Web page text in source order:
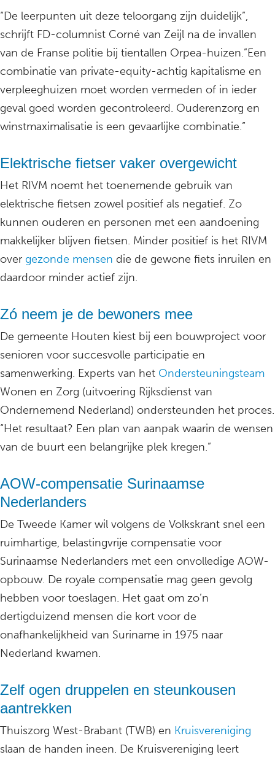
“De leerpunten uit deze teloorgang zijn duidelijk”,
schrijft FD-columnist Corné van Zeijl na de invallen
van de Franse politie bij tientallen Orpea-huizen.”Een
combinatie van private-equity-achtig kapitalisme en
verpleeghuizen moet worden vermeden of in ieder
geval goed worden gecontroleerd. Ouderenzorg en
winstmaximalisatie is een gevaarlijke combinatie.”
Elektrische fietser vaker overgewicht
Het RIVM noemt het toenemende gebruik van
elektrische fietsen zowel positief als negatief. Zo
kunnen ouderen en personen met een aandoening
makkelijker blijven fietsen. Minder positief is het RIVM
over gezonde mensen die de gewone fiets inruilen en
daardoor minder actief zijn.
Zó neem je de bewoners mee
De gemeente Houten kiest bij een bouwproject voor
senioren voor succesvolle participatie en
samenwerking. Experts van het Ondersteuningsteam
Wonen en Zorg (uitvoering Rijksdienst van
Ondernemend Nederland) ondersteunden het proces.
“Het resultaat? Een plan van aanpak waarin de wensen
van de buurt een belangrijke plek kregen.”
AOW-compensatie Surinaamse
Nederlanders
De Tweede Kamer wil volgens de Volkskrant snel een
ruimhartige, belastingvrije compensatie voor
Surinaamse Nederlanders met een onvolledige AOW-
opbouw. De royale compensatie mag geen gevolg
hebben voor toeslagen. Het gaat om zo’n
dertigduizend mensen die kort voor de
onafhankelijkheid van Suriname in 1975 naar
Nederland kwamen.
Zelf ogen druppelen en steunkousen
aantrekken
Thuiszorg West-Brabant (TWB) en Kruisvereniging
slaan de handen ineen. De Kruisvereniging leert